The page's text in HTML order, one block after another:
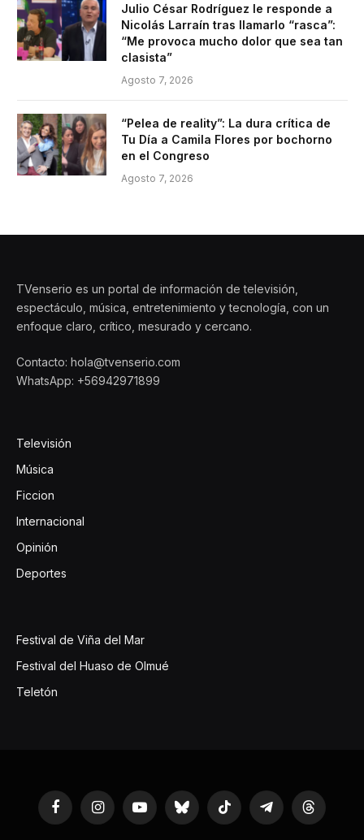
Julio César Rodríguez le responde a
Nicolás Larraín tras llamarlo “rasca”:
“Me provoca mucho dolor que sea tan
clasista”
Agosto 7, 2026
“Pelea de reality”: La dura crítica de
Tu Día a Camila Flores por bochorno
en el Congreso
Agosto 7, 2026
TVenserio es un portal de información de televisión,
espectáculo, música, entretenimiento y tecnología, con un
enfoque claro, crítico, mesurado y cercano.
Contacto: hola@tvenserio.com
WhatsApp: +56942971899
Televisión
Música
Ficcion
Internacional
Opinión
Deportes
Festival de Viña del Mar
Festival del Huaso de Olmué
Teletón
FacebookInstagramYouTubeBluesky TikTok TelegramThreads